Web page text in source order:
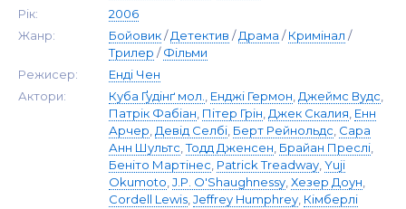
Рік:
2006
Жанр:
Бойовик/Детектив /Драма /Кримінал /
Трилер /Фільми
Режисер:
Енді Чен
Актори:
Куба Ґудінґ мол. Енджі Гермон Джеймс Вудс
Патрік Фабіан Пітер Грін Джек Скалия Енн
Арчер Девід Селбі Берт Рейнольдс Сара
Анн Шультс ,Тодд Дженсен Брайан Преслі
Беніто Мартінес Patrick Treadway Yuji
Okumoto J.P. O'Shaughnessy Хезер Доун
Cordell Lewis Jeffrey Humphrey Кімберлі